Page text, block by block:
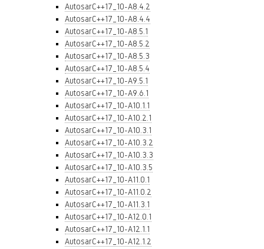
AutosarC++17_10-A8.4.2
AutosarC++17_10-A8.4.4
AutosarC++17_10-A8.5.1
AutosarC++17_10-A8.5.2
AutosarC++17_10-A8.5.3
AutosarC++17_10-A8.5.4
AutosarC++17_10-A9.5.1
AutosarC++17_10-A9.6.1
AutosarC++17_10-A10.1.1
AutosarC++17_10-A10.2.1
AutosarC++17_10-A10.3.1
AutosarC++17_10-A10.3.2
AutosarC++17_10-A10.3.3
AutosarC++17_10-A10.3.5
AutosarC++17_10-A11.0.1
AutosarC++17_10-A11.0.2
AutosarC++17_10-A11.3.1
AutosarC++17_10-A12.0.1
AutosarC++17_10-A12.1.1
AutosarC++17_10-A12.1.2